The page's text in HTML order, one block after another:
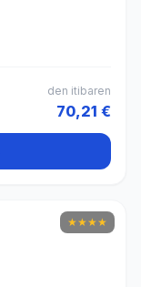
den itibaren
70,21 €
★★★★